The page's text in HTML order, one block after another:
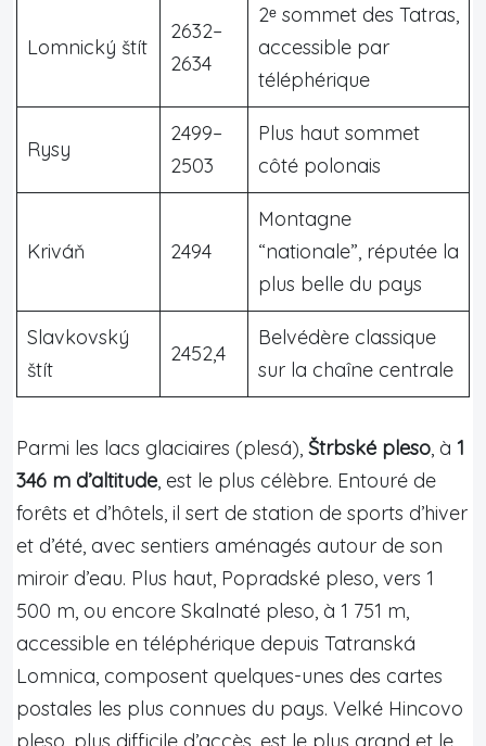
Lomnický štít
2632–
2634
2ᵉ sommet des Tatras,
accessible par
téléphérique
Rysy
2499–
2503
Plus haut sommet
côté polonais
Kriváň 2494
Montagne
“nationale”, réputée la
plus belle du pays
Slavkovský
štít
2452,4
Belvédère classique
sur la chaîne centrale
Parmi les lacs glaciaires (plesá), Štrbské pleso, à 1
346 m d’altitude, est le plus célèbre. Entouré de
forêts et d’hôtels, il sert de station de sports d’hiver
et d’été, avec sentiers aménagés autour de son
miroir d’eau. Plus haut, Popradské pleso, vers 1
500 m, ou encore Skalnaté pleso, à 1 751 m,
accessible en téléphérique depuis Tatranská
Lomnica, composent quelques-unes des cartes
postales les plus connues du pays. Velké Hincovo
pleso, plus difficile d’accès, est le plus grand et le